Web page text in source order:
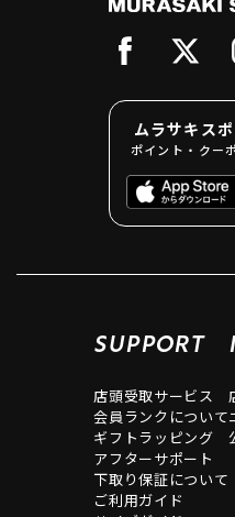
ムラサキス
ポイント・クー
SUPPORT
店頭受取サービス
会員ランクについて
ギフトラッピング
アフターサポート
下取り保証について
ご利用ガイド